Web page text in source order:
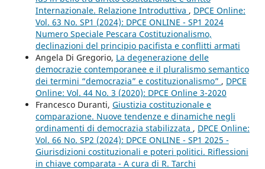
Internazionale. Relazione Introduttiva , DPCE Online:
Vol. 63 No. SP1 (2024): DPCE ONLINE - SP1 2024
Numero Speciale Pescara Costituzionalismo,
declinazioni del principio pacifista e conflitti armati
Angela Di Gregorio, La degenerazione delle
democrazie contemporanee e il pluralismo semantico
dei termini “democrazia” e costituzionalismo” , DPCE
Online: Vol. 44 No. 3 (2020): DPCE Online 3-2020
Francesco Duranti, Giustizia costituzionale e
comparazione. Nuove tendenze e dinamiche negli
ordinamenti di democrazia stabilizzata , DPCE Online:
Vol. 66 No. SP2 (2024): DPCE ONLINE - SP1 2025 -
Giurisdizioni costituzionali e poteri politici. Riflessioni
in chiave comparata - A cura di R. Tarchi